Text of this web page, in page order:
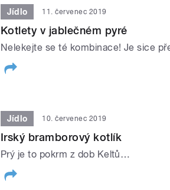
Jídlo 11. červenec 2019
Kotlety v jablečném pyré
Nelekejte se té kombinace! Je sice
Jídlo 10. červenec 2019
Irský bramborový kotlík
Prý je to pokrm z dob Keltů…